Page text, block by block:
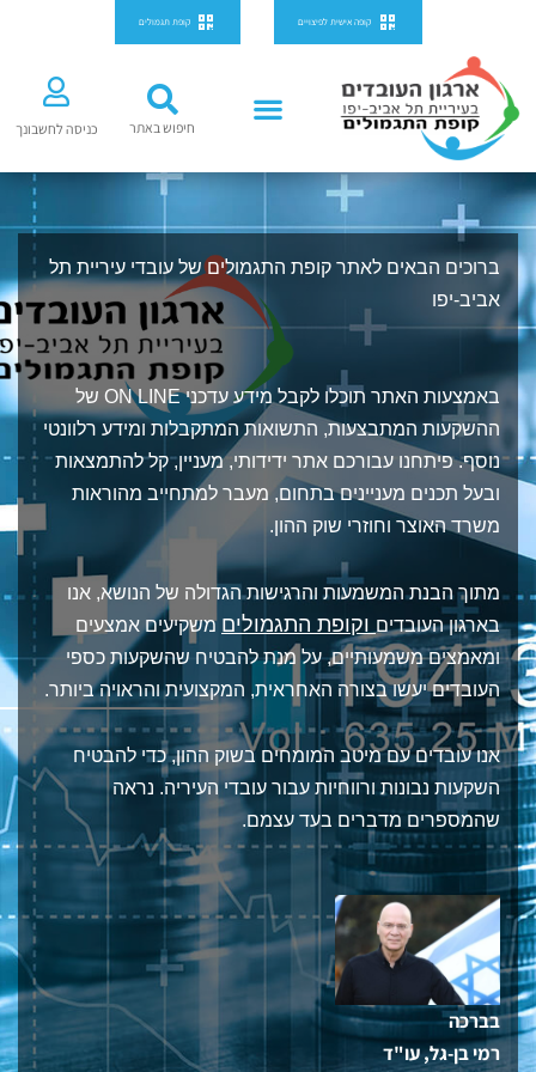
קופה אישית לפיצויים קופת תגמולים
חיפוש באתר כניסה לחשבונך
ברוכים הבאים לאתר קופת התגמולים של עובדי עיריית תל
אביב-יפו
באמצעות האתר תוכלו לקבל מידע עדכני ON LINE של
ההשקעות המתבצעות, התשואות המתקבלות ומידע רלוונטי
נוסף. פיתחנו עבורכם אתר ידידותי, מעניין, קל להתמצאות
ובעל תכנים מעניינים בתחום, מעבר למתחייב מהוראות
משרד האוצר וחוזרי שוק ההון.
מתוך הבנת המשמעות והרגישות הגדולה של הנושא, אנו
בארגון העובדים וקופת התגמולים משקיעים אמצעים
ומאמצים משמעותיים, על מנת להבטיח שהשקעות כספי
העובדים יעשו בצורה האחראית, המקצועית והראויה ביותר.
אנו עובדים עם מיטב המומחים בשוק ההון, כדי להבטיח
השקעות נבונות ורווחיות עבור עובדי העיריה. נראה
שהמספרים מדברים בעד עצמם.
בברכה
רמי בן-גל, עו"ד